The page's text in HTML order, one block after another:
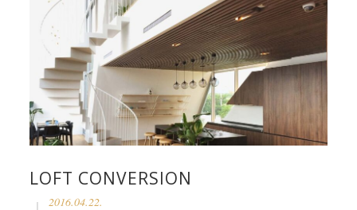
LOFT CONVERSION
2016.04.22.